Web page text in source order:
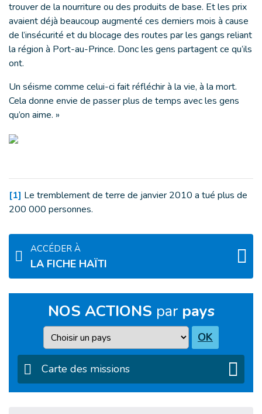
trouver de la nourriture ou des produits de base. Et les prix
avaient déjà beaucoup augmenté ces derniers mois à cause
de l’insécurité et du blocage des routes par les gangs reliant
la région à Port-au-Prince. Donc les gens partagent ce qu’ils
ont.
Un séisme comme celui-ci fait réfléchir à la vie, à la mort.
Cela donne envie de passer plus de temps avec les gens
qu’on aime. »
[1] Le tremblement de terre de janvier 2010 a tué plus de
200 000 personnes.
ACCÉDER À
LA FICHE HAÏTI
NOS ACTIONS par pays
Pays OK
Carte des missions